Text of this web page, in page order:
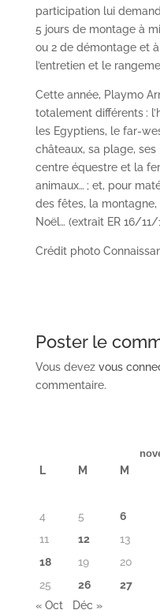
participation lui
5 jours de montage à
ou 2 de démontage et
l’entretien et le
Cette année, Playmo
totalement différents :
les Egyptiens, le far-
châteaux, sa plage,
centre équestre et la
animaux… ; et, pour
des fêtes, la montagne,
Noël… (extrait ER 16/11/
Crédit photo
Poster le
Vous devez vous
commentaire.
L M M
4
5 6
11
12 13
18
19 20
25
26 27
« Oct
Déc »